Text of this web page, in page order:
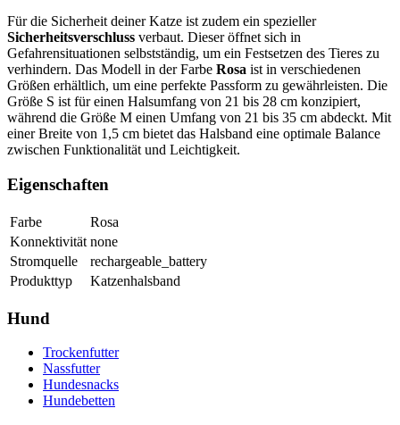
Für die Sicherheit deiner Katze ist zudem ein spezieller
Sicherheitsverschluss verbaut. Dieser öffnet sich in
Gefahrensituationen selbstständig, um ein Festsetzen des Tieres zu
verhindern. Das Modell in der Farbe Rosa ist in verschiedenen
Größen erhältlich, um eine perfekte Passform zu gewährleisten. Die
Größe S ist für einen Halsumfang von 21 bis 28 cm konzipiert,
während die Größe M einen Umfang von 21 bis 35 cm abdeckt. Mit
einer Breite von 1,5 cm bietet das Halsband eine optimale Balance
zwischen Funktionalität und Leichtigkeit.
Eigenschaften
Farbe
Rosa
Konnektivität none
Stromquelle
rechargeable_battery
Produkttyp
Katzenhalsband
Hund
Trockenfutter
Nassfutter
Hundesnacks
Hundebetten